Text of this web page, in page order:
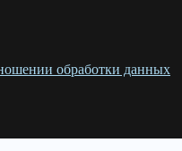
обработки данных